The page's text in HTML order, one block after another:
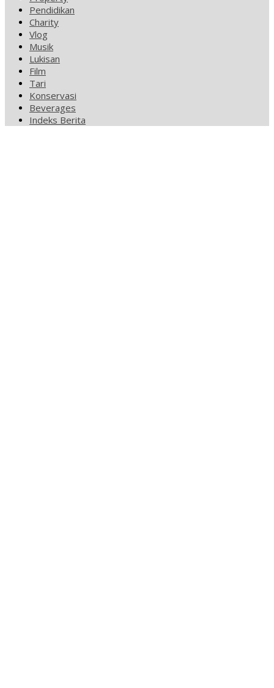
Pendidikan
Charity
Vlog
Musik
Lukisan
Film
Tari
Konservasi
Beverages
Indeks Berita